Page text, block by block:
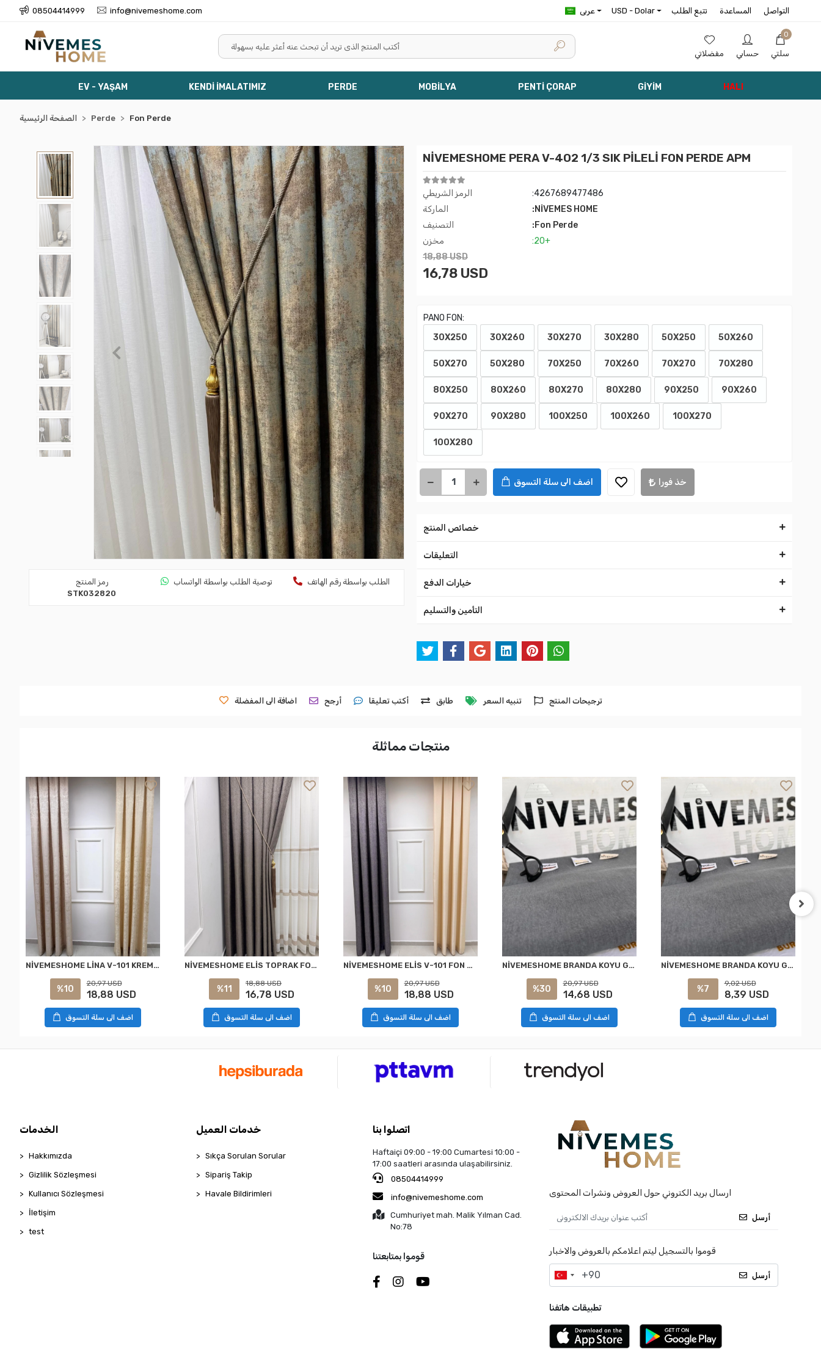
08504414999 info@nivemeshome.com عربى USD - Dolar تتبع الطلب المساعدة التواصل
مفضلاتي حسابي
0
سلتي
EV - YAŞAM KENDİ İMALATIMIZ PERDE MOBİLYA PENTİ ÇORAP GİYİM HALI
الصفحة الرئيسية Perde Fon Perde
%11
رمز المنتج
STK032820
توصية الطلب بواسطة الواتساب الطلب بواسطة رقم الهاتف
NİVEMESHOME PERA V-402 1/3 SIK PİLELİ FON PERDE APM
الرمز الشريطي
:4267689477486
الماركة
:NİVEMES HOME
التصنيف
:Fon Perde
مخزن
:20+
18,88 USD
16,78 USD
PANO FON:
30X250
30X260 30X270 30X280 50X250 50X260
50X270 50X280 70X250 70X260 70X270 70X280
80X250 80X260 80X270 80X280 90X250 90X260
90X270 90X280 100X250 100X260 100X270
100X280
اضف الى سلة التسوق خذ فورا
خصائص المنتج
التعليقات
خيارات الدفع
التأمين والتسليم
اضافة الى المفضلة أرجح أكتب تعليقا طابق تنبيه السعر ترجيحات المنتج
منتجات مماثلة
NİVEMESHOME LİNA V-101 KREM 1/3 PİLELİ FON PERDE
%10
20,97 USD
18,88 USD
اضف الى سلة التسوق
NİVEMESHOME ELİS TOPRAK FON PERDE 1/3 SIK PİLELİ PERDE APM
%11
18,88 USD
16,78 USD
اضف الى سلة التسوق
NİVEMESHOME ELİS V-101 FON PERDE 1/3 SIK PİLELİ PERDE APM
%10
20,97 USD
18,88 USD
اضف الى سلة التسوق
NİVEMESHOME BRANDA KOYU GRİ BALKON PERDESİ
%30
20,97 USD
14,68 USD
اضف الى سلة التسوق
NİVEMESHOME BRANDA KOYU GRİ BALKON PERDESİ
%7
9,02 USD
8,39 USD
اضف الى سلة التسوق
الخدمات
Hakkımızda
Gizlilik Sözleşmesi
Kullanıcı Sözleşmesi
İletişim
test
خدمات العميل
Sıkça Sorulan Sorular
Sipariş Takip
Havale Bildirimleri
اتصلوا بنا
Haftaiçi 09:00 - 19:00 Cumartesi 10:00 -
17:00 saatleri arasında ulaşabilirsiniz.
08504414999
info@nivemeshome.com
Cumhuriyet mah. Malik Yılman Cad.
No:78
قوموا بمتابعتنا
ارسال بريد الكتروني حول العروض ونشرات المحتوى
أرسل
قوموا بالتسجيل ليتم اعلامكم بالعروض والاخبار
أرسل
تطبيقات هاتفنا